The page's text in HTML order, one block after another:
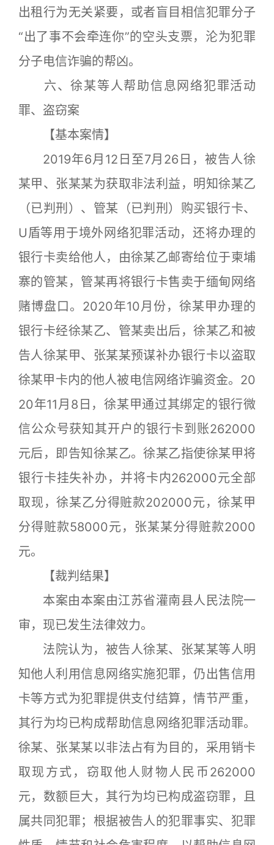
出租行为无关紧要，或者盲目相信犯罪分子
“出了事不会牵连你”的空头支票，沦为犯罪
分子电信诈骗的帮凶。
六、徐某等人帮助信息网络犯罪活动
罪、盗窃案
【基本案情】
2019年6月12日至7月26日，被告人徐
某甲、张某某为获取非法利益，明知徐某乙
（已判刑）、管某（已判刑）购买银行卡、
U盾等用于境外网络犯罪活动，还将办理的
银行卡卖给他人，由徐某乙邮寄给位于柬埔
寨的管某，管某再将银行卡售卖于缅甸网络
赌博盘口。2020年10月份，徐某甲办理的
银行卡经徐某乙、管某卖出后，徐某乙和被
告人徐某甲、张某某预谋补办银行卡以盗取
徐某甲卡内的他人被电信网络诈骗资金。20
20年11月8日，徐某甲通过其绑定的银行微
信公众号获知其开户的银行卡到账262000
元后，即告知徐某乙。徐某乙指使徐某甲将
银行卡挂失补办，并将卡内262000元全部
取现，徐某乙分得赃款202000元，徐某甲
分得赃款58000元，张某某分得赃款2000
元。
【裁判结果】
本案由本案由江苏省灌南县人民法院一
审，现已发生法律效力。
法院认为，被告人徐某、张某某等人明
知他人利用信息网络实施犯罪，仍出售信用
卡等方式为犯罪提供支付结算，情节严重，
其行为均已构成帮助信息网络犯罪活动罪。
徐某、张某某以非法占有为目的，采用销卡
取现方式，窃取他人财物人民币262000
元，数额巨大，其行为均已构成盗窃罪，且
属共同犯罪；根据被告人的犯罪事实、犯罪